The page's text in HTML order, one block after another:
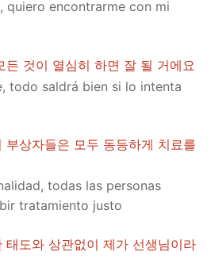
quiero encontrarme con mi
든 것이 열심히 하면 잘 될 거에요
todo saldrá bien si lo intenta
부상자들은 모두 동등하게 치료를
todas las personas
tratamiento justo
태도와 상관없이 제가 선생님이라